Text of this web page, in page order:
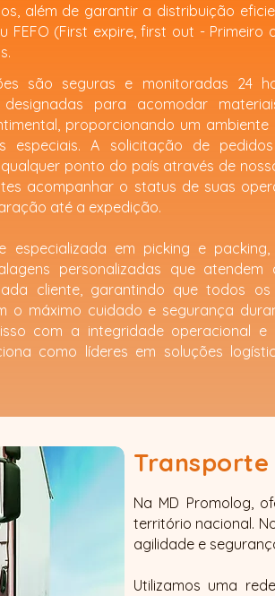
além de garantir a distribuição
FEFO (First expire, first out -
são seguras e monitoradas 24
designadas para acomodar
proporcionando um
especiais. A solicitação de
ponto do país através de
acompanhar o status de suas
até a expedição.
especializada em picking e
personalizadas que atendem
cliente, garantindo que todos os
o máximo cuidado e segurança
com a integridade operacional
como líderes em soluções
Transporte
Na MD Promolog,
território nacional.
agilidade e
Utilizamos uma